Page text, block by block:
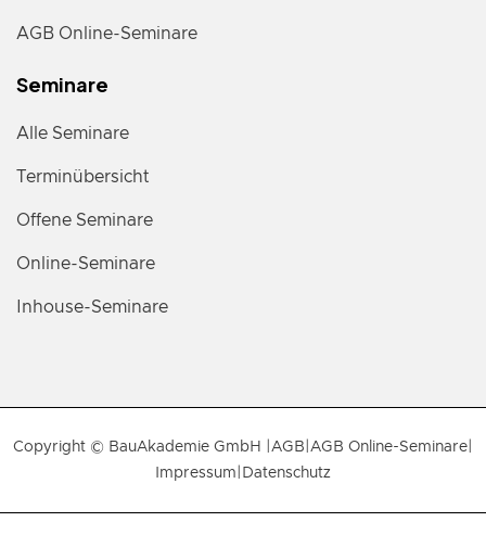
AGB Online-Seminare
Seminare
Alle Seminare
Terminübersicht
Offene Seminare
Online-Seminare
Inhouse-Seminare
Copyright © BauAkademie GmbH | AGB AGB Online-Seminare
Impressum Datenschutz